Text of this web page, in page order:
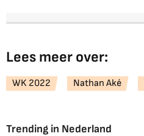
Lees meer over:
WK 2022 Nathan Aké
Trending in Nederland